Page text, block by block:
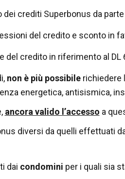
dei crediti Superbonus da
del credito e sconto in
del credito in riferimento al DL
non è più possibilerichiedere
energetica, antisismica,
ancora valido l’accesso a
diversi da quelli effettuati
dai condomini per i quali sia